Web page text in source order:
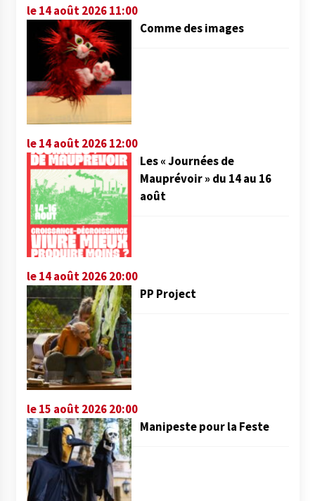
le 14 août 2026 11:00
Comme des images
le 14 août 2026 12:00
Les « Journées de
Mauprévoir » du 14 au 16
août
le 14 août 2026 20:00
PP Project
le 15 août 2026 20:00
Manipeste pour la Feste